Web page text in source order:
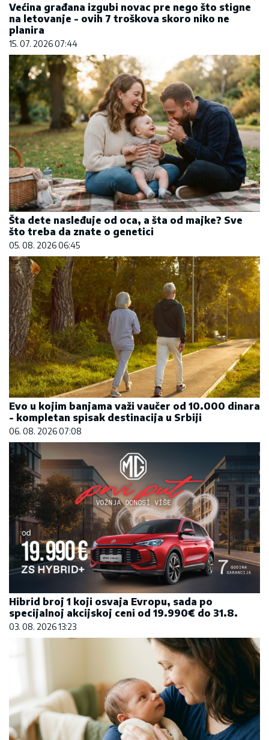
Većina građana izgubi novac pre nego što stigne
na letovanje - ovih 7 troškova skoro niko ne
planira
15. 07. 2026 07:44
Šta dete nasleđuje od oca, a šta od majke? Sve
što treba da znate o genetici
05. 08. 2026 06:45
Evo u kojim banjama važi vaučer od 10.000 dinara
- kompletan spisak destinacija u Srbiji
06. 08. 2026 07:08
Hibrid broj 1 koji osvaja Evropu, sada po
specijalnoj akcijskoj ceni od 19.990€ do 31.8.
03. 08. 2026 13:23